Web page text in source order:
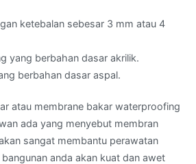
ketebalan sebesar 3 mm atau 4
yang berbahan dasar akrilik.
berbahan dasar aspal.
atau membrane bakar waterproofing
ada yang menyebut membran
sangat membantu perawatan
anda akan kuat dan awet